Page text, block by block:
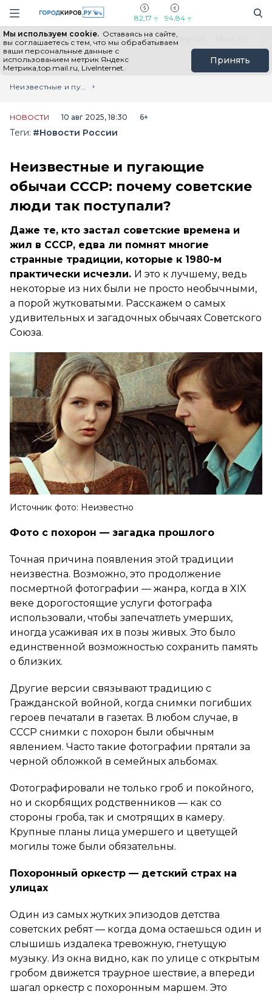
Навигация сайта
82,17 94,84
Мы используем cookie. Оставаясь на сайте,
вы соглашаетесь с тем, что мы обрабатываем
ваши персональные данные с
использованием метрик Яндекс
Метрика,top.mail.ru, LiveInternet.
Принять
Выборы - 2026 Все новости Мы в Telegram
Главная
Лента новостей
Неизвестные и пугающие обычаи СССР: почему советские люди так поступали?
НОВОСТИ 10 авг 2025, 18:30 6+
Теги: #Новости России
Неизвестные и пугающие
обычаи СССР: почему советские
люди так поступали?
Даже те, кто застал советские времена и
жил в СССР, едва ли помнят многие
странные традиции, которые к 1980-м
практически исчезли. И это к лучшему, ведь
некоторые из них были не просто необычными,
а порой жутковатыми. Расскажем о самых
удивительных и загадочных обычаях Советского
Союза.
Источник фото: Неизвестно
Фото с похорон — загадка прошлого
Точная причина появления этой традиции
неизвестна. Возможно, это продолжение
посмертной фотографии — жанра, когда в XIX
веке дорогостоящие услуги фотографа
использовали, чтобы запечатлеть умерших,
иногда усаживая их в позы живых. Это было
единственной возможностью сохранить память
о близких.
Другие версии связывают традицию с
Гражданской войной, когда снимки погибших
героев печатали в газетах. В любом случае, в
СССР снимки с похорон были обычным
явлением. Часто такие фотографии прятали за
черной обложкой в семейных альбомах.
Фотографировали не только гроб и покойного,
но и скорбящих родственников — как со
стороны гроба, так и смотрящих в камеру.
Крупные планы лица умершего и цветущей
могилы тоже были обязательны.
Похоронный оркестр — детский страх на
улицах
Один из самых жутких эпизодов детства
советских ребят — когда дома остаешься один и
слышишь издалека тревожную, гнетущую
музыку. Из окна видно, как по улице с открытым
гробом движется траурное шествие, а впереди
шагал оркестр с похоронным маршем. Это